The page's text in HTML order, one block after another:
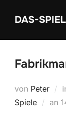
InhaltDAS-
von Peter
Spiele
an